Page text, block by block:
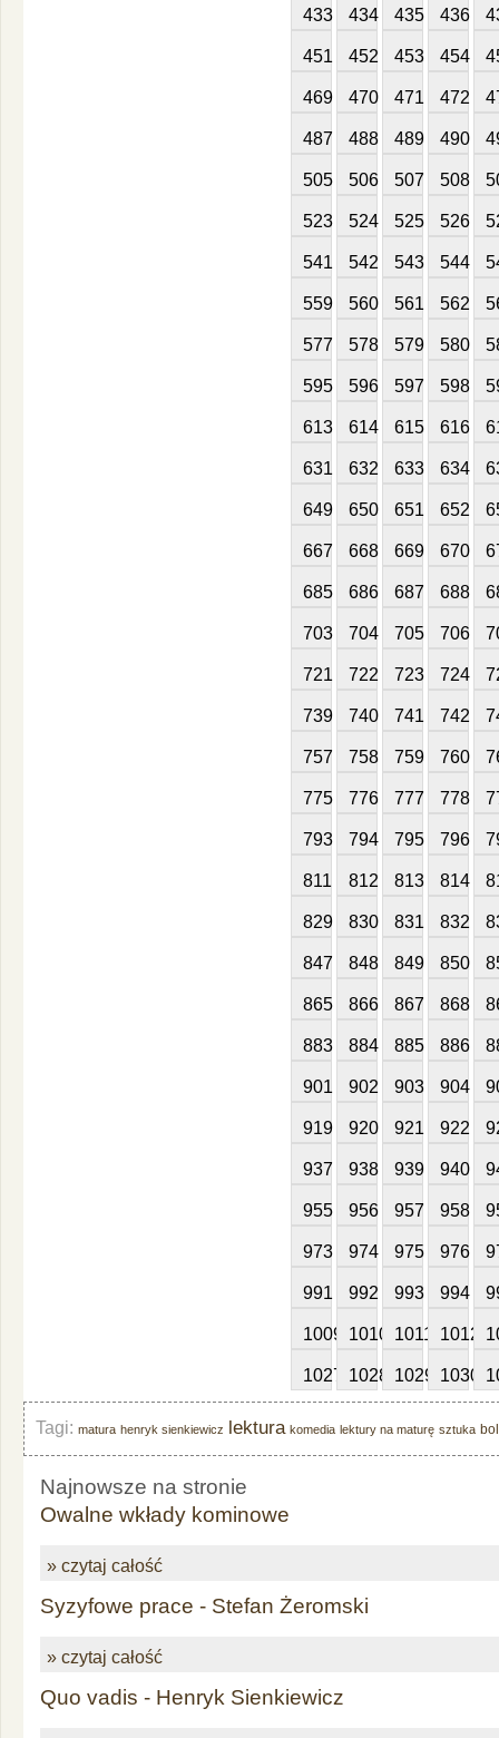
433 434 435 436
451 452 453 454
469 470 471 472
487 488 489 490
505 506 507 508
523 524 525 526
541 542 543 544
559 560 561 562
577 578 579 580
595 596 597 598
613 614 615 616
631 632 633 634
649 650 651 652
667 668 669 670
685 686 687 688
703 704 705 706
721 722 723 724
739 740 741 742
757 758 759 760
775 776 777 778
793 794 795 796
811 812 813 814
829 830 831 832
847 848 849 850
865 866 867 868
883 884 885 886
901 902 903 904
919 920 921 922
937 938 939 940
955 956 957 958
973 974 975 976
991 992 993 994
1009 1010 1011 1012
1027 1028 1029 1030
Tagi: matura henryk sienkiewicz lektura komedia lektury na maturę sztuka
Najnowsze na stronie
Owalne wkłady kominowe
» czytaj całość
Syzyfowe prace - Stefan Żeromski
» czytaj całość
Quo vadis - Henryk Sienkiewicz